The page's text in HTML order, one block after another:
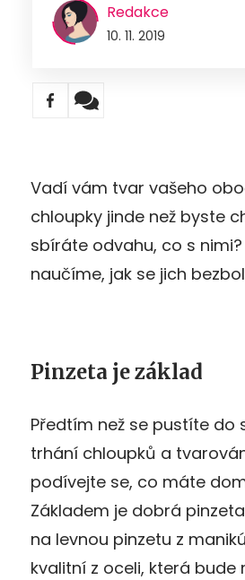
Redakce
10. 11. 2019
Vadí vám tvar vašeho
chloupky jinde než byste
sbíráte odvahu, co s nimi?
naučíme, jak se jich
Pinzeta je základ
Předtím než se pustíte do
trhání chloupků a
podívejte se, co máte
Základem je dobrá
na levnou pinzetu z
kvalitní z oceli, která bude